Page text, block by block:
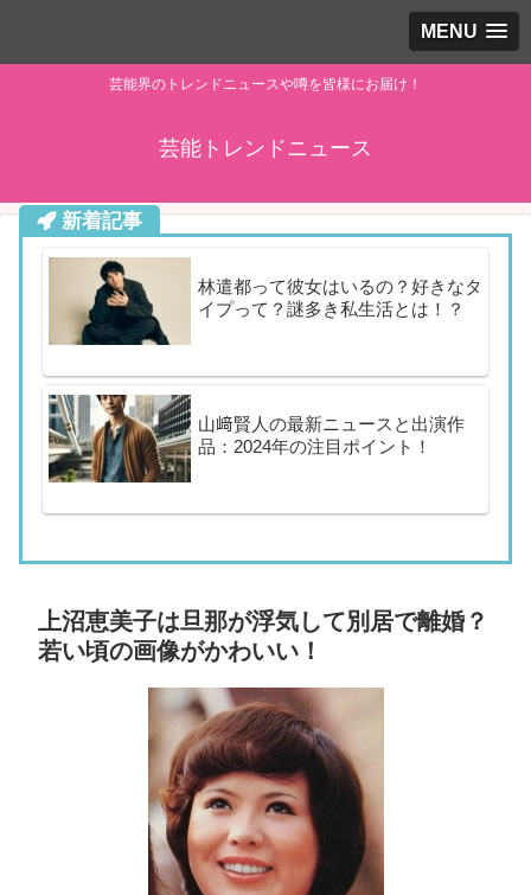
MENU
芸能界のトレンドニュースや噂を皆様にお届け！
芸能トレンドニュース
新着記事
林遣都って彼女はいるの？好きなタ
イプって？謎多き私生活とは！？
山﨑賢人の最新ニュースと出演作
品：2024年の注目ポイント！
上沼恵美子は旦那が浮気して別居で離婚？
若い頃の画像がかわいい！